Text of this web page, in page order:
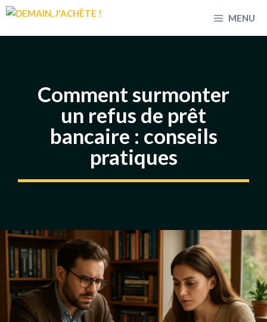
Aller
MENU
Comment surmonter
un refus de prêt
bancaire : conseils
pratiques